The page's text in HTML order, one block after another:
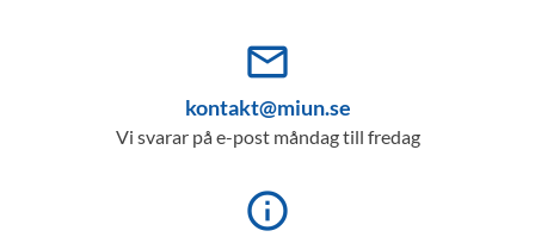
mail_outline
kontakt@miun.se
Vi svarar på e-post måndag till fredag
info_outline